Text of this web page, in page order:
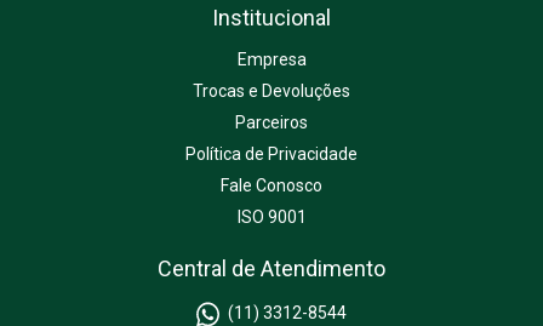
Institucional
Empresa
Trocas e Devoluções
Parceiros
Política de Privacidade
Fale Conosco
ISO 9001
Central de Atendimento
(11) 3312-8544